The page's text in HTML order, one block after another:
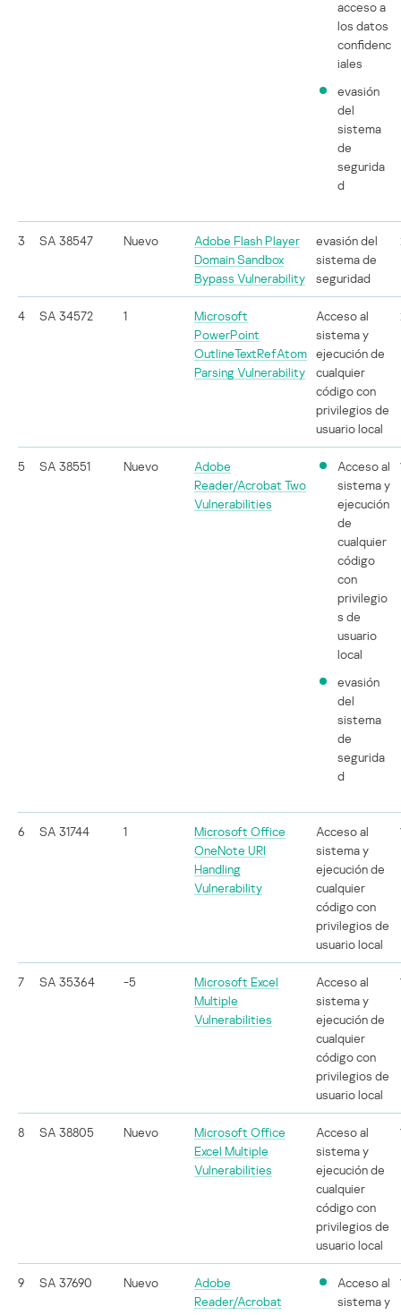
acceso a
los datos
confidenc
iales
evasión
del
sistema
de
segurida
d
3 SA 38547 Nuevo
Adobe Flash Player
Domain Sandbox
Bypass Vulnerability
evasión del
sistema de
seguridad
4 SA 34572 1
Microsoft
PowerPoint
OutlineTextRefAtom
Parsing Vulnerability
Acceso al
sistema y
ejecución de
cualquier
código con
privilegios de
usuario local
5 SA 38551 Nuevo
Adobe
Reader/Acrobat Two
Vulnerabilities
Acceso al
sistema y
ejecución
de
cualquier
código
con
privilegio
s de
usuario
local
evasión
del
sistema
de
segurida
d
6 SA 31744 1
Microsoft Office
OneNote URI
Handling
Vulnerability
Acceso al
sistema y
ejecución de
cualquier
código con
privilegios de
usuario local
7 SA 35364 -5
Microsoft Excel
Multiple
Vulnerabilities
Acceso al
sistema y
ejecución de
cualquier
código con
privilegios de
usuario local
8 SA 38805 Nuevo
Microsoft Office
Excel Multiple
Vulnerabilities
Acceso al
sistema y
ejecución de
cualquier
código con
privilegios de
usuario local
9 SA 37690 Nuevo
Adobe
Reader/Acrobat
Acceso al
sistema y